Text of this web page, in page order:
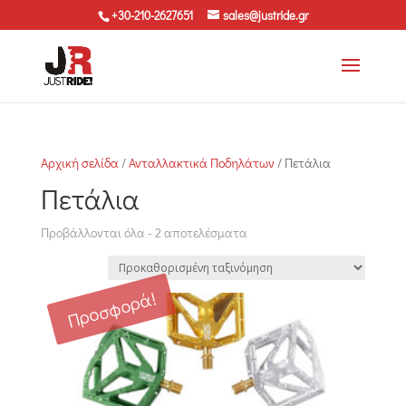
+30-210-2627651 sales@justride.gr
Αρχική σελίδα/Ανταλλακτικά Ποδηλάτων/ Πετάλια
Πετάλια
Προβάλλονται όλα - 2 αποτελέσματα
Προσφορά!